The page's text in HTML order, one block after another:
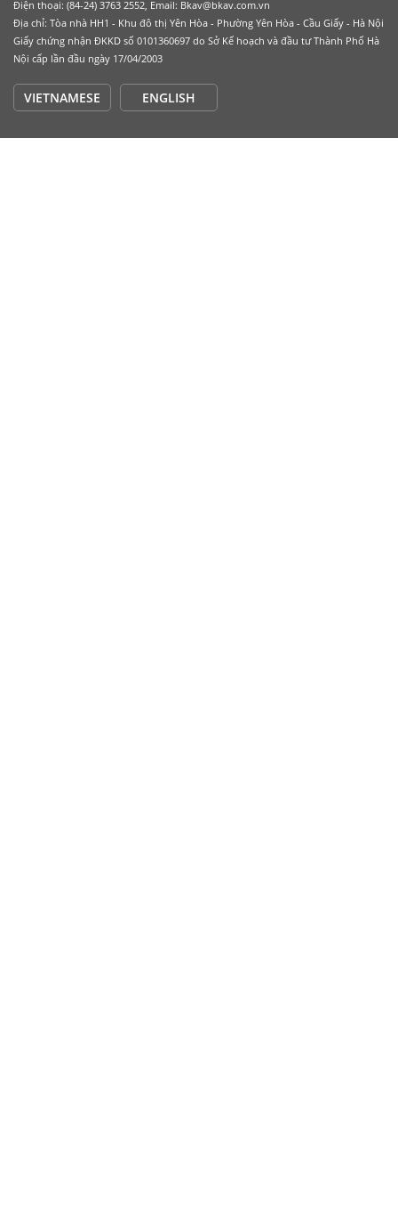
Điện thoại: (84-24) 3763 2552, Email: Bkav@bkav.com.vn
Địa chỉ: Tòa nhà HH1 - Khu đô thị Yên Hòa - Phường Yên Hòa - Cầu Giấy - Hà Nội
Giấy chứng nhận ĐKKD số 0101360697 do Sở Kế hoạch và đầu tư Thành Phố Hà
Nội cấp lần đầu ngày 17/04/2003
VIETNAMESE ENGLISH